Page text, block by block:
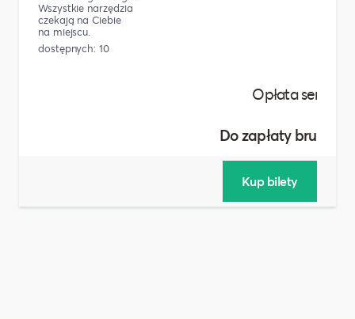
Wszystkie narzędzia
czekają na Ciebie
na miejscu.
dostępnych: 10